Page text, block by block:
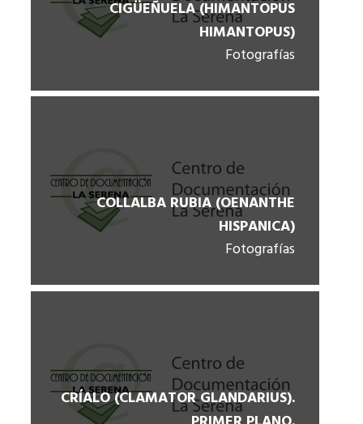
CIGÜEÑUELA (HIMANTOPUS
HIMANTOPUS)
Fotografías
COLLALBA RUBIA (OENANTHE
HISPANICA)
Fotografías
CRÍALO (CLAMATOR GLANDARIUS).